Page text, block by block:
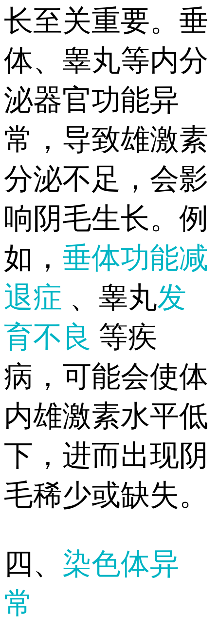
长至关重要。垂
体、睾丸等内分
泌器官功能异
常，导致雄激素
分泌不足，会影
响阴毛生长。例
如， 垂体功能减
退症 、睾丸发
育不良 等疾
病，可能会使体
内雄激素水平低
下，进而出现阴
毛稀少或缺失。
四、 染色体异
常